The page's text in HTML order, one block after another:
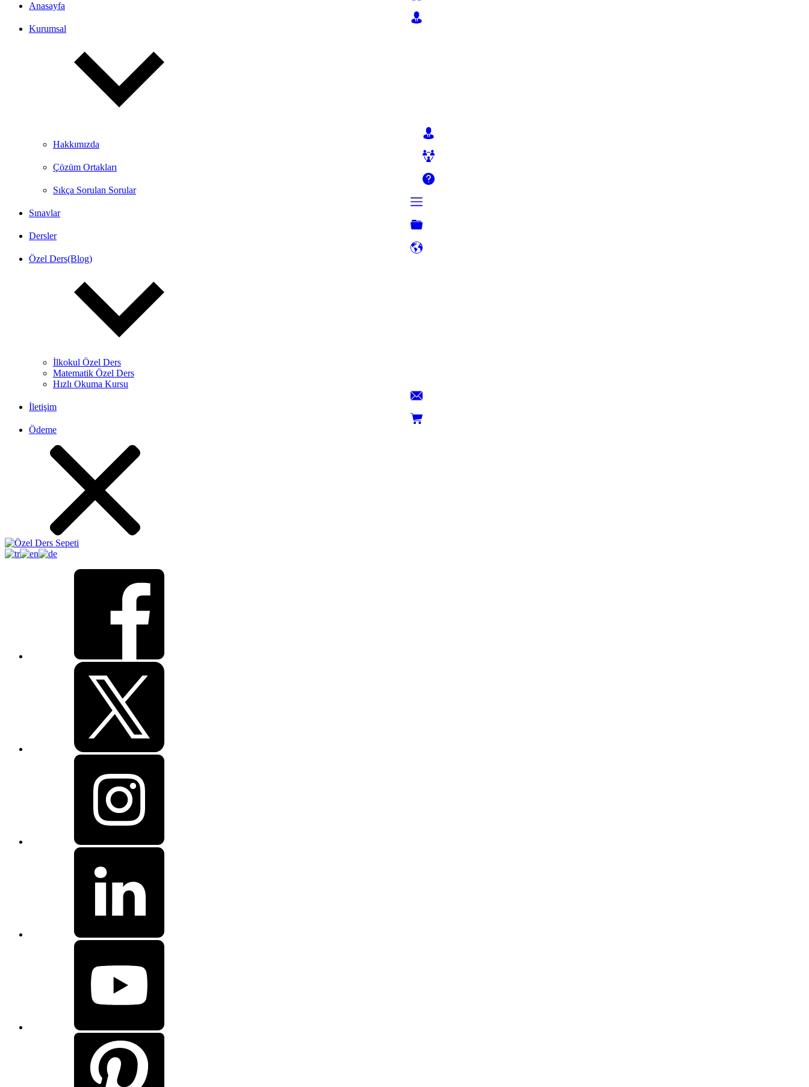
Anasayfa
Kurumsal
Hakkımızda
Çözüm Ortakları
Sıkça Sorulan Sorular
Sınavlar
Dersler
Özel Ders(Blog)
İlkokul Özel Ders
Matematik Özel Ders
Hızlı Okuma Kursu
İletişim
Ödeme